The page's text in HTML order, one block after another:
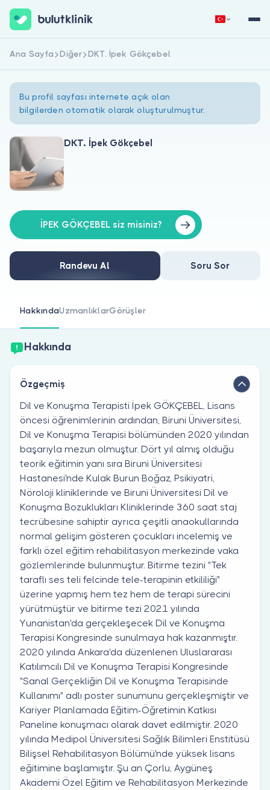
Hakkımızda
Doktorlar için
Doktor musunuz?
Hemen Kaydol
Ana Sayfa Diğer DKT. İpek Gökçebel
Bu profil sayfası internete açık olan
bilgilerden otomatik olarak oluşturulmuştur.
DKT. İpek Gökçebel
İPEK GÖKÇEBEL siz misiniz?
Randevu Al Soru Sor
HakkındaUzmanlıklarGörüşler
Hakkında
Özgeçmiş
Dil ve Konuşma Terapisti İpek GÖKÇEBEL, Lisans
öncesi öğrenimlerinin ardından, Biruni Üniversitesi,
Dil ve Konuşma Terapisi bölümünden 2020 yılından
başarıyla mezun olmuştur. Dört yıl almış olduğu
teorik eğitimin yanı sıra Biruni Üniversitesi
Hastanesi'nde Kulak Burun Boğaz, Psikiyatri,
Nöroloji kliniklerinde ve Biruni Üniversitesi Dil ve
Konuşma Bozuklukları Kliniklerinde 360 saat staj
tecrübesine sahiptir ayrıca çeşitli anaokullarında
normal gelişim gösteren çocukları incelemiş ve
farklı özel eğitim rehabilitasyon merkezinde vaka
gözlemlerinde bulunmuştur. Bitirme tezini "Tek
taraflı ses teli felcinde tele-terapinin etkililiği"
üzerine yapmış hem tez hem de terapi sürecini
yürütmüştür ve bitirme tezi 2021 yılında
Yunanistan'da gerçekleşecek Dil ve Konuşma
Terapisi Kongresinde sunulmaya hak kazanmıştır.
2020 yılında Ankara'da düzenlenen Uluslararası
Katılımcılı Dil ve Konuşma Terapisi Kongresinde
"Sanal Gerçekliğin Dil ve Konuşma Terapisinde
Kullanımı" adlı poster sunumunu gerçekleşmiştir ve
Kariyer Planlamada Eğitim-Öğretimin Katkısı
Paneline konuşmacı olarak davet edilmiştir. 2020
yılında Medipol Üniversitesi Sağlık Bilimleri Enstitüsü
Bilişsel Rehabilitasyon Bölümü'nde yüksek lisans
eğitimine başlamıştır. Şu an Çorlu, Aygüneş
Akademi Özel Eğitim ve Rehabilitasyon Merkezinde